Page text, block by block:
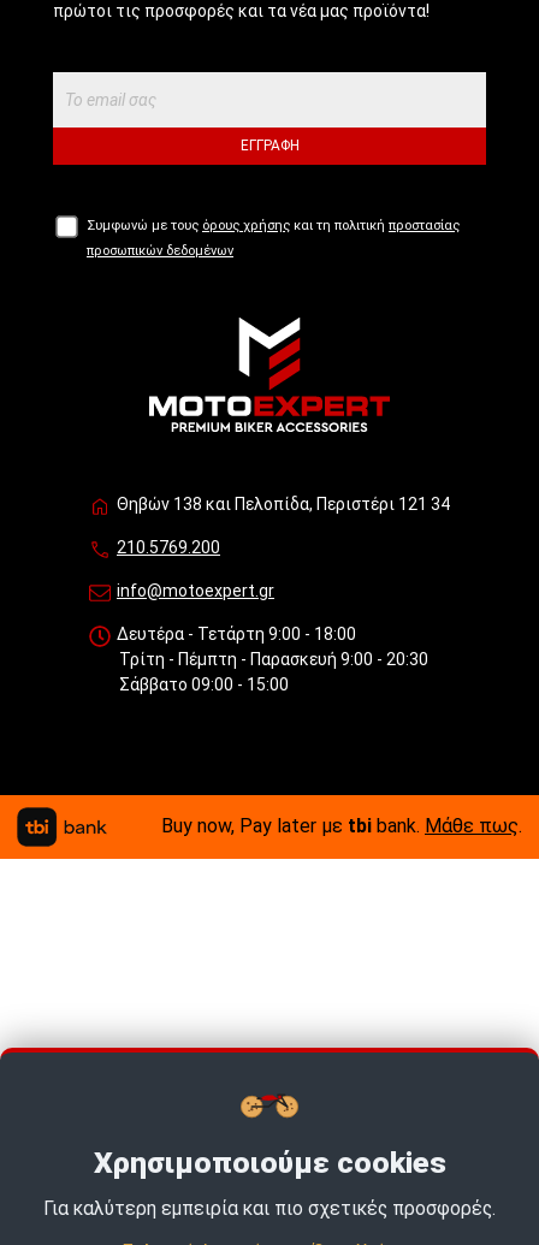
πρώτοι τις προσφορές και τα νέα μας προϊόντα!
ΕΓΓΡΑΦΉ
Συμφωνώ με τους όρους χρήσης και τη πολιτική προστασίας
προσωπικών δεδομένων
Θηβών 138 και Πελοπίδα, Περιστέρι 121 34
210.5769.200
info@motoexpert.gr
Δευτέρα - Τετάρτη 9:00 - 18:00
Τρίτη - Πέμπτη - Παρασκευή 9:00 - 20:30
Σάββατο 09:00 - 15:00
Buy now, Pay later με tbi bank. Μάθε πως.
Χρησιμοποιούμε cookies
Για καλύτερη εμπειρία και πιο σχετικές προσφορές.